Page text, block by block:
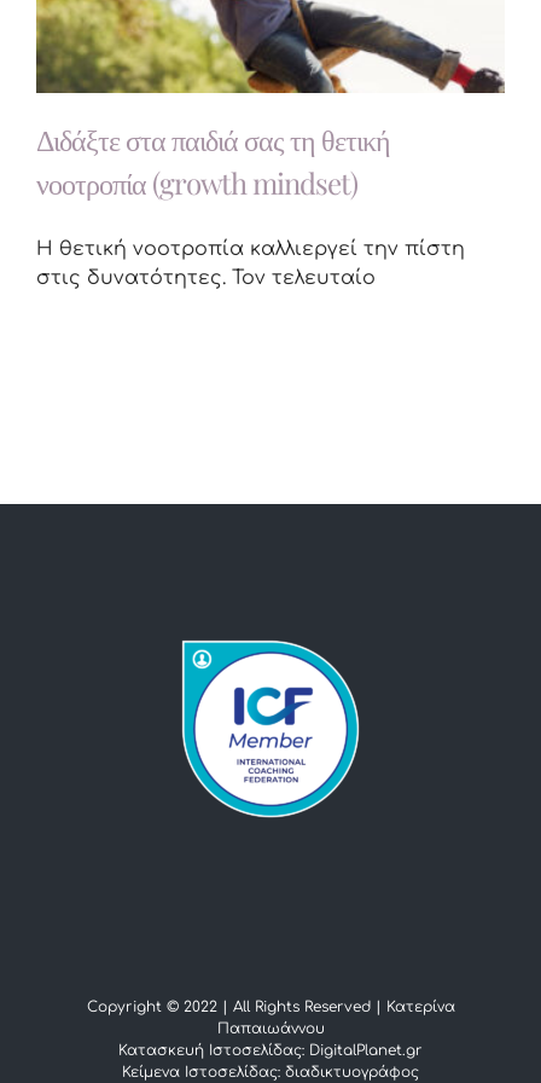
Διδάξτε στα παιδιά σας τη θετική
νοοτροπία (growth mindset)
Η θετική νοοτροπία καλλιεργεί την πίστη
στις δυνατότητες. Τον τελευταίο
Copyright © 2022 | All Rights Reserved |
Κατερίνα
Παπαιωάννου
Κατασκευή Ιστοσελίδας: DigitalPlanet.gr
Κείμενα Ιστοσελίδας: διαδικτυογράφος